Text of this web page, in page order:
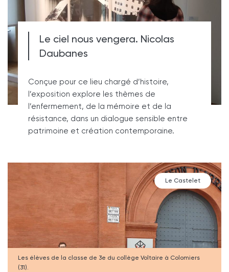
Le ciel nous vengera. Nicolas
Daubanes
Conçue pour ce lieu chargé d’histoire,
l’exposition explore les thèmes de
l’enfermement, de la mémoire et de la
résistance, dans un dialogue sensible entre
patrimoine et création contemporaine.
Les élèves de la classe de 3e du collège Voltaire à Colomiers
(31).
Le Castelet
Les
élèves
de